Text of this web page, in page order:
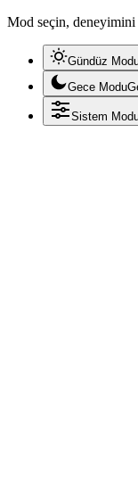
Mod seçin,
Gündüz
Gece Modu
Sistem